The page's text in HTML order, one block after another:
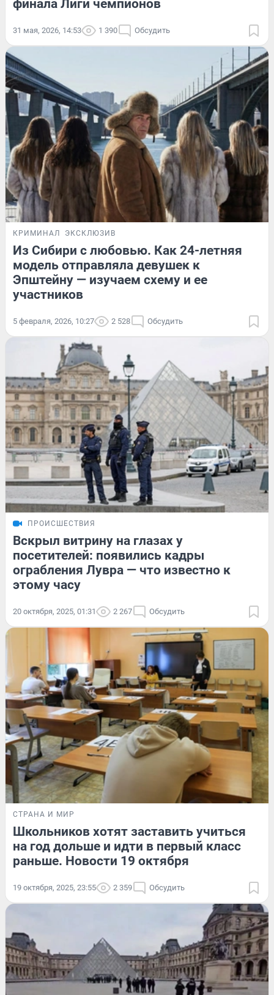
финала Лиги чемпионов
31 мая, 2026, 14:53 1 390 Обсудить
КРИМИНАЛ ЭКСКЛЮЗИВ
Из Сибири с любовью. Как 24-летняя
модель отправляла девушек к
Эпштейну — изучаем схему и ее
участников
5 февраля, 2026, 10:27 2 528 Обсудить
ПРОИСШЕСТВИЯ
Вскрыл витрину на глазах у
посетителей: появились кадры
ограбления Лувра — что известно к
этому часу
20 октября, 2025, 01:31 2 267 Обсудить
СТРАНА И МИР
Школьников хотят заставить учиться
на год дольше и идти в первый класс
раньше. Новости 19 октября
19 октября, 2025, 23:55 2 359 Обсудить